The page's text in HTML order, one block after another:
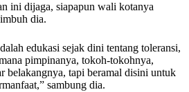
ini dijaga, siapapun wali kotanya
dia.
edukasi sejak dini tentang toleransi,
pimpinanya, tokoh-tokohnya,
belakangnya, tapi beramal disini untuk
sambung dia.